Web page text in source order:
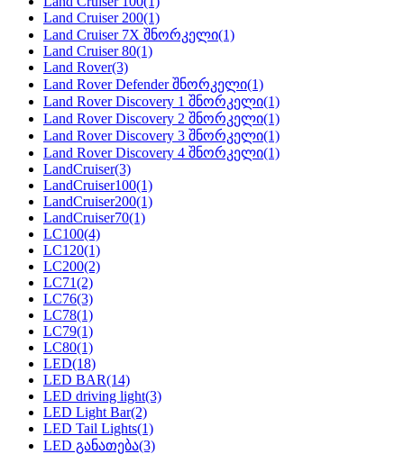
Land Cruiser 200(1)
Land Cruiser 7X შნორკელი(1)
Land Cruiser 80(1)
Land Rover(3)
Land Rover Defender შნორკელი(1)
Land Rover Discovery 1 შნორკელი(1)
Land Rover Discovery 2 შნორკელი(1)
Land Rover Discovery 3 შნორკელი(1)
Land Rover Discovery 4 შნორკელი(1)
LandCruiser(3)
LandCruiser100(1)
LandCruiser200(1)
LandCruiser70(1)
LC100(4)
LC120(1)
LC200(2)
LC71(2)
LC76(3)
LC78(1)
LC79(1)
LC80(1)
LED(18)
LED BAR(14)
LED driving light(3)
LED Light Bar(2)
LED Tail Lights(1)
LED განათება(3)